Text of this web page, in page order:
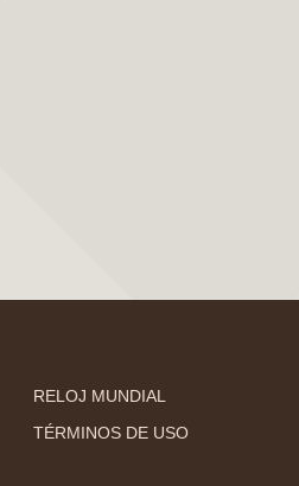
RELOJ MUNDIAL
TÉRMINOS DE USO